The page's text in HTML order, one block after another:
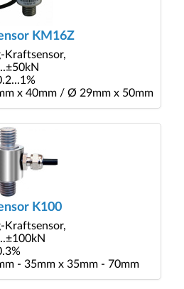
KM16Z
x 40mm / Ø 29mm x 50mm
K100
- 35mm x 35mm - 70mm